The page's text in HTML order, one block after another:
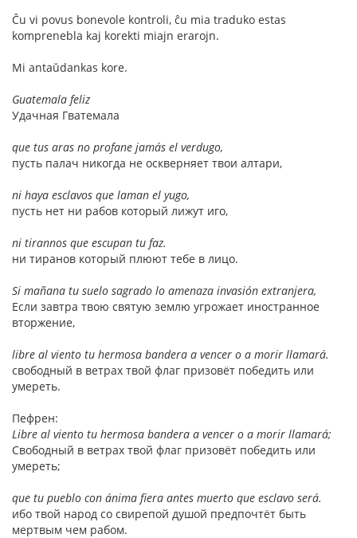
Ĉu vi povus bonevole kontroli, ĉu mia traduko estas
komprenebla kaj korekti miajn erarojn.
Mi antaŭdankas kore.
Guatemala feliz
Удачная Гватемала
que tus aras no profane jamás el verdugo,
пусть палач никогда не оскверняет твои алтари,
ni haya esclavos que laman el yugo,
пусть нет ни рабов который лижут иго,
ni tirannos que escupan tu faz.
ни тиранов который плюют тебе в лицо.
Si mañana tu suelo sagrado lo amenaza invasión extranjera,
Если завтра твою святую землю угрожает иностранное
вторжение,
libre al viento tu hermosa bandera a vencer o a morir llamará.
свободный в ветрах твой флаг призовёт победить или
умереть.
Пефрен:
Libre al viento tu hermosa bandera a vencer o a morir llamará;
Свободный в ветрах твой флаг призовёт победить или
умереть;
que tu pueblo con ánima fiera antes muerto que esclavo será.
ибо твой народ со свирепой душой предпочтёт быть
мертвым чем рабом.